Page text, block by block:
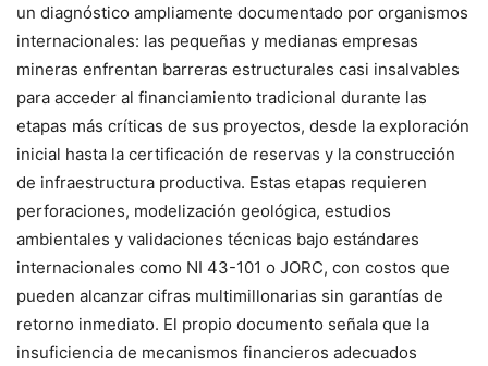
un diagnóstico ampliamente documentado por organismos
internacionales: las pequeñas y medianas empresas
mineras enfrentan barreras estructurales casi insalvables
para acceder al financiamiento tradicional durante las
etapas más críticas de sus proyectos, desde la exploración
inicial hasta la certificación de reservas y la construcción
de infraestructura productiva. Estas etapas requieren
perforaciones, modelización geológica, estudios
ambientales y validaciones técnicas bajo estándares
internacionales como NI 43-101 o JORC, con costos que
pueden alcanzar cifras multimillonarias sin garantías de
retorno inmediato. El propio documento señala que la
insuficiencia de mecanismos financieros adecuados